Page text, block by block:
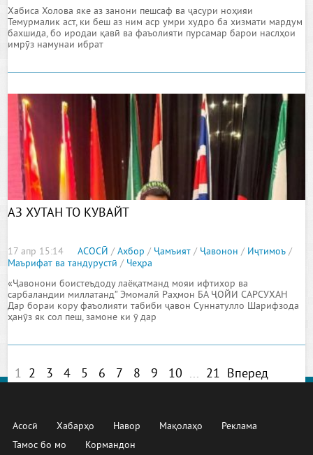
Хабиса Холова яке аз занони пешсаф ва ҷасури ноҳияи
Темурмалик аст, ки беш аз ним аср умри худро ба хизмати мардум
бахшида, бо иродаи қавӣ ва фаъолияти пурсамар барои наслҳои
имрӯз намунаи ибрат
АЗ ХУТАН ТО КУВАЙТ
17 апр 15:14 АСОСӢ /Ахбор / Ҷамъият / Ҷавонон / Иҷтимоъ /
Маърифат ва тандурустӣ / Чеҳра
«Ҷавонони боистеъдоду лаёқатманд мояи ифтихор ва
сарбаландии миллатанд” Эмомалӣ Раҳмон БА ҶОЙИ САРСУХАН
Дар бораи кору фаъолияти табиби ҷавон Суннатулло Шарифзода
ҳанӯз як сол пеш, замоне ки ӯ дар
1 2 3 4 5 6 7 8 9 10 ... 21 Вперед
Асосӣ Хабарҳо Навор Мақолаҳо
Реклама
Тамос бо мо
Кормандон